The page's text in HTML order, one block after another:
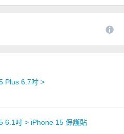
Plus 6.7吋 >
6.1吋 > iPhone 15 保護貼